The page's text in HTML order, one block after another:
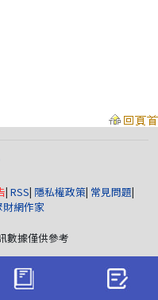
| RSS| 隱私權政策| 常見問題|
財網作家
數據僅供參考
All Rights Reserved.